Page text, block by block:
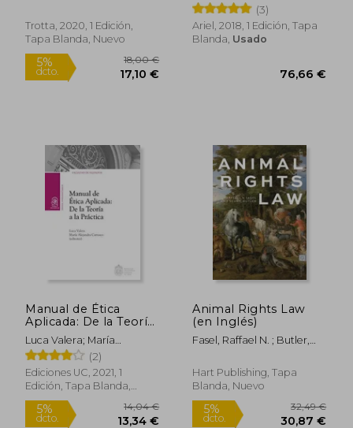
5% 8,90 €
Trotta, 2020, 1 Edición,
Tapa Blanda, Nuevo
Rápido
(3)
Ariel, 2018, 1 Edición, Tapa
Blanda, Usado
Manual de Ética
Aplicada: De la Teoría
a la Práctica
Luca Valera; María
Alejandra Carrasco
(2)
Ediciones UC, 2021, 1
Edición, Tapa Blanda,
Nuevo
Animal Rights Law
(en Inglés)
Fasel, Raffael N. ; Butler,
Hart Publishing, Tapa
Blanda, Nuevo